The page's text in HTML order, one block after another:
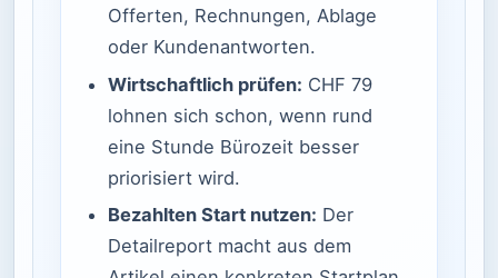
Offerten, Rechnungen, Ablage
oder Kundenantworten.
Wirtschaftlich prüfen: CHF 79
lohnen sich schon, wenn rund
eine Stunde Bürozeit besser
priorisiert wird.
Bezahlten Start nutzen: Der
Detailreport macht aus dem